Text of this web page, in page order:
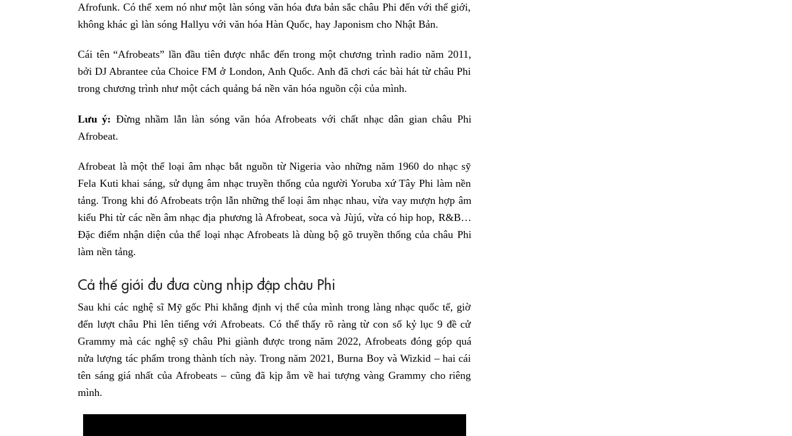
Afrofunk. Có thể xem nó như một làn sóng văn hóa đưa bản sắc châu Phi đến với thế giới,
không khác gì làn sóng Hallyu với văn hóa Hàn Quốc, hay Japonism cho Nhật Bản.
Cái tên “Afrobeats” lần đầu tiên được nhắc đến trong một chương trình radio năm 2011,
bởi DJ Abrantee của Choice FM ở London, Anh Quốc. Anh đã chơi các bài hát từ châu Phi
trong chương trình như một cách quảng bá nền văn hóa nguồn cội của mình.
Lưu ý: Đừng nhầm lẫn làn sóng văn hóa Afrobeats với chất nhạc dân gian châu Phi
Afrobeat.
Afrobeat là một thể loại âm nhạc bắt nguồn từ Nigeria vào những năm 1960 do nhạc sỹ
Fela Kuti khai sáng, sử dụng âm nhạc truyền thống của người Yoruba xứ Tây Phi làm nền
tảng. Trong khi đó Afrobeats trộn lẫn những thể loại âm nhạc nhau, vừa vay mượn hợp âm
kiểu Phi từ các nền âm nhạc địa phương là Afrobeat, soca và Jùjú, vừa có hip hop, R&B…
Đặc điểm nhận diện của thể loại nhạc Afrobeats là dùng bộ gõ truyền thống của châu Phi
làm nền tảng.
Cả thế giới đu đưa cùng nhịp đập châu Phi
Sau khi các nghệ sĩ Mỹ gốc Phi khẳng định vị thế của mình trong làng nhạc quốc tế, giờ
đến lượt châu Phi lên tiếng với Afrobeats. Có thể thấy rõ ràng từ con số kỷ lục 9 đề cử
Grammy mà các nghệ sỹ châu Phi giành được trong năm 2022, Afrobeats đóng góp quá
nửa lượng tác phẩm trong thành tích này. Trong năm 2021, Burna Boy và Wizkid – hai cái
tên sáng giá nhất của Afrobeats – cũng đã kịp ẵm về hai tượng vàng Grammy cho riêng
mình.